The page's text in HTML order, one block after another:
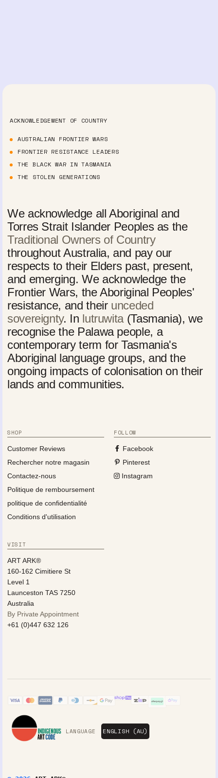
ACKNOWLEDGEMENT OF COUNTRY
AUSTRALIAN FRONTIER WARS
FRONTIER RESISTANCE LEADERS
THE BLACK WAR IN TASMANIA
THE STOLEN GENERATIONS
We acknowledge all Aboriginal and
Torres Strait Islander Peoples as the
Traditional Owners of Country
throughout Australia, and pay our
respects to their Elders past, present,
and emerging. We acknowledge the
Frontier Wars, the Aboriginal Peoples'
resistance, and their unceded
sovereignty. In lutruwita(Tasmania), we
recognise the Palawa people, a
contemporary term for Tasmania's
Aboriginal language groups, and the
ongoing impacts of colonisation on their
lands and communities.
SHOP
Customer Reviews
Rechercher notre magasin
Contactez-nous
Politique de remboursement
politique de confidentialité
Conditions d'utilisation
FOLLOW
Facebook
Pinterest
Instagram
VISIT
ART ARK®
160-162 Cimitiere St
Level 1
Launceston TAS 7250
Australia
By Private Appointment
+61 (0)447 632 126
LANGUAGE